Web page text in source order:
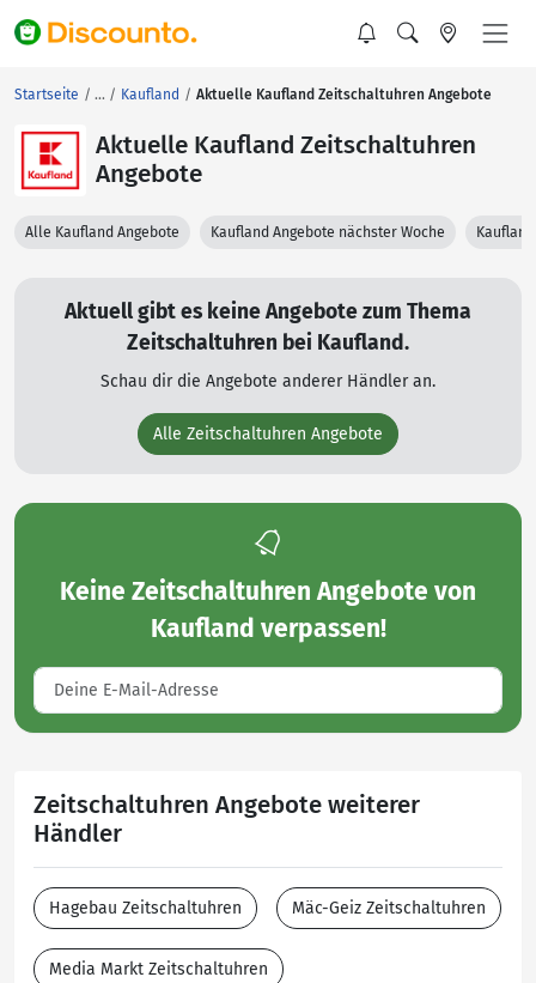
Startseite Kaufland Aktuelle Kaufland Zeitschaltuhren Angebote
Aktuelle Kaufland Zeitschaltuhren
Angebote
Alle Kaufland Angebote Kaufland Angebote nächster Woche
Aktuell gibt es keine Angebote zum Thema
Zeitschaltuhren bei Kaufland.
Schau dir die Angebote anderer Händler an.
Alle Zeitschaltuhren Angebote
Keine Zeitschaltuhren Angebote von
Kaufland verpassen!
Zeitschaltuhren Angebote weiterer
Händler
Hagebau Zeitschaltuhren Mäc-Geiz Zeitschaltuhren
Media Markt Zeitschaltuhren